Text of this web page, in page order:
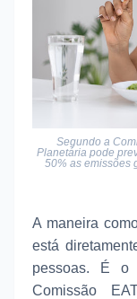
Segundo a
Planetária pode
50% as emissões
A maneira
está
pessoas. É o
Comissão